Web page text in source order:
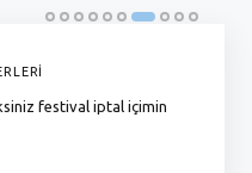
festival iptal içimin